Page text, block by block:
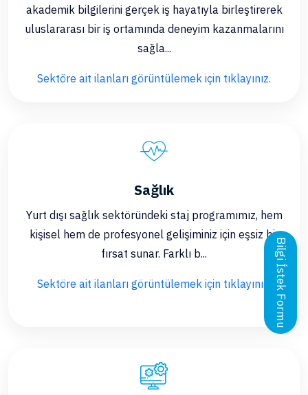
akademik bilgilerini gerçek iş hayatıyla birleştirerek
uluslararası bir iş ortamında deneyim kazanmalarını
sağla...
Sektöre ait ilanları görüntülemek için tıklayınız.
Sağlık
Yurt dışı sağlık sektöründeki staj programımız, hem
kişisel hem de profesyonel gelişiminiz için eşsiz bir
fırsat sunar. Farklı b...
Sektöre ait ilanları görüntülemek için tıklayınız. Bilgi İstek Formu